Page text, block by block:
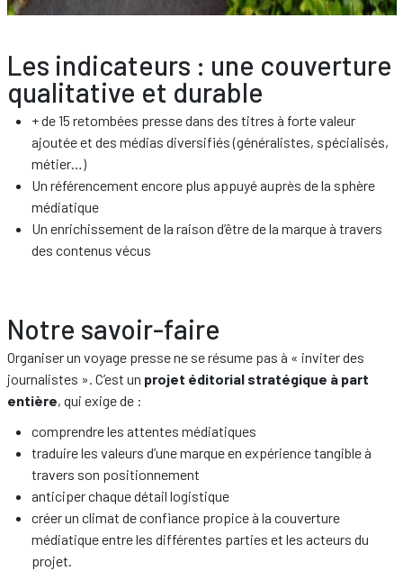
Les indicateurs : une couverture
qualitative et durable
+ de 15 retombées presse dans des titres à forte valeur
ajoutée et des médias diversifiés (généralistes, spécialisés,
métier…)
Un référencement encore plus appuyé auprès de la sphère
médiatique
Un enrichissement de la raison d’être de la marque à travers
des contenus vécus
Notre savoir-faire
Organiser un voyage presse ne se résume pas à « inviter des
journalistes ». C’est un projet éditorial stratégique à part
entière, qui exige de :
comprendre les attentes médiatiques
traduire les valeurs d’une marque en expérience tangible à
travers son positionnement
anticiper chaque détail logistique
créer un climat de confiance propice à la couverture
médiatique entre les différentes parties et les acteurs du
projet.